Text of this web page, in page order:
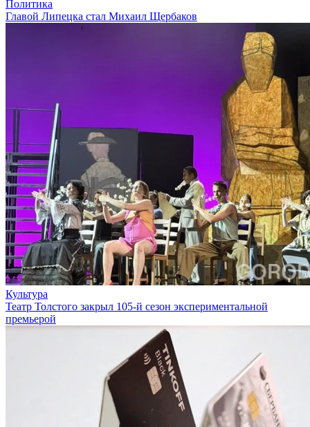
Политика
Главой Липецка стал Михаил Щербаков
Культура
Театр Толстого закрыл 105-й сезон экспериментальной
премьерой